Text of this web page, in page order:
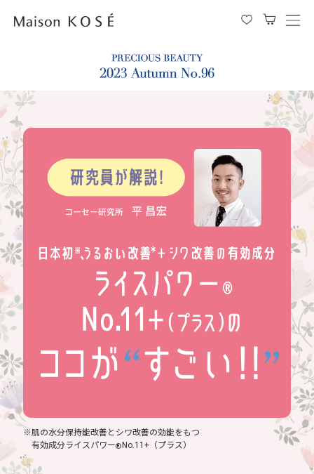
メ
閉
す
る
※肌の水分保持能改善とシワ改善の効能をもつ
有効成分ライスパワー® No.11+（プラス）